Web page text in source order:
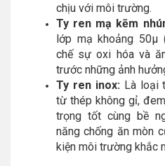
chịu với môi trường.
Ty ren mạ kẽm
lớp mạ khoảng 50µ
chế sự oxi hóa và
trước những ảnh
Ty ren inox: Là loại
từ thép không gỉ,
trọng tốt cùng bề
năng chống ăn mòn
kiện môi trường khắc